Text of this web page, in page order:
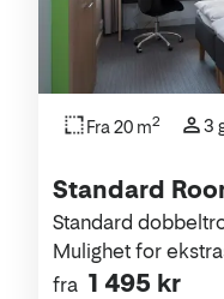
Standard
fra 1 495 kr
Standard
Mulighet for
Fra 20 m2 3